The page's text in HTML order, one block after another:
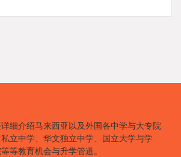
细介绍马来西亚以及外国各中学与大专院
立中学、华文独立中学、国立大学与学
等教育机会与升学管道。